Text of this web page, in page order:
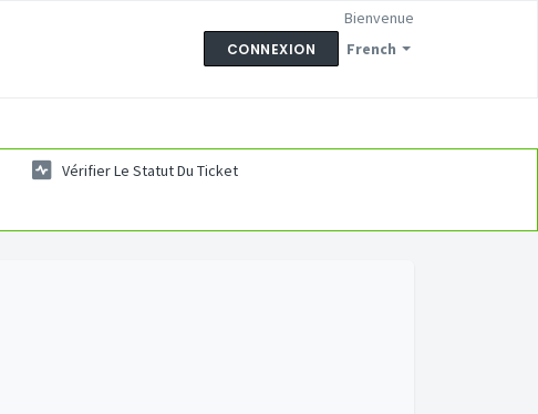
French
Bienvenue
CONNEXION
Vérifier Le Statut Du Ticket